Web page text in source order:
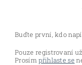
Buďte první, kdo
Pouze registrovaní
Prosímpřihlaste se